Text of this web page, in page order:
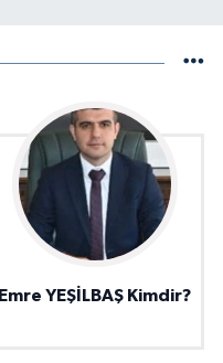
Emre YEŞİLBAŞ Kimdir?